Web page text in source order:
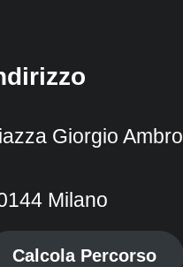
Giorgio
Milano
Calcola Percorso